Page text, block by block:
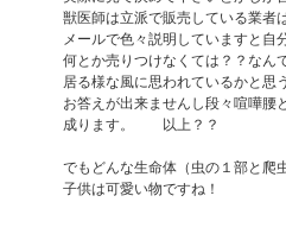
獣医師は立派で販売している業者
メールで色々説明していますと自
何とか売りつけなくては？？なん
居る様な風に思われているかと思
お答えが出来ませんし段々喧嘩腰
成ります。 以上？？
でもどんな生命体（虫の１部と爬
子供は可愛い物ですね！